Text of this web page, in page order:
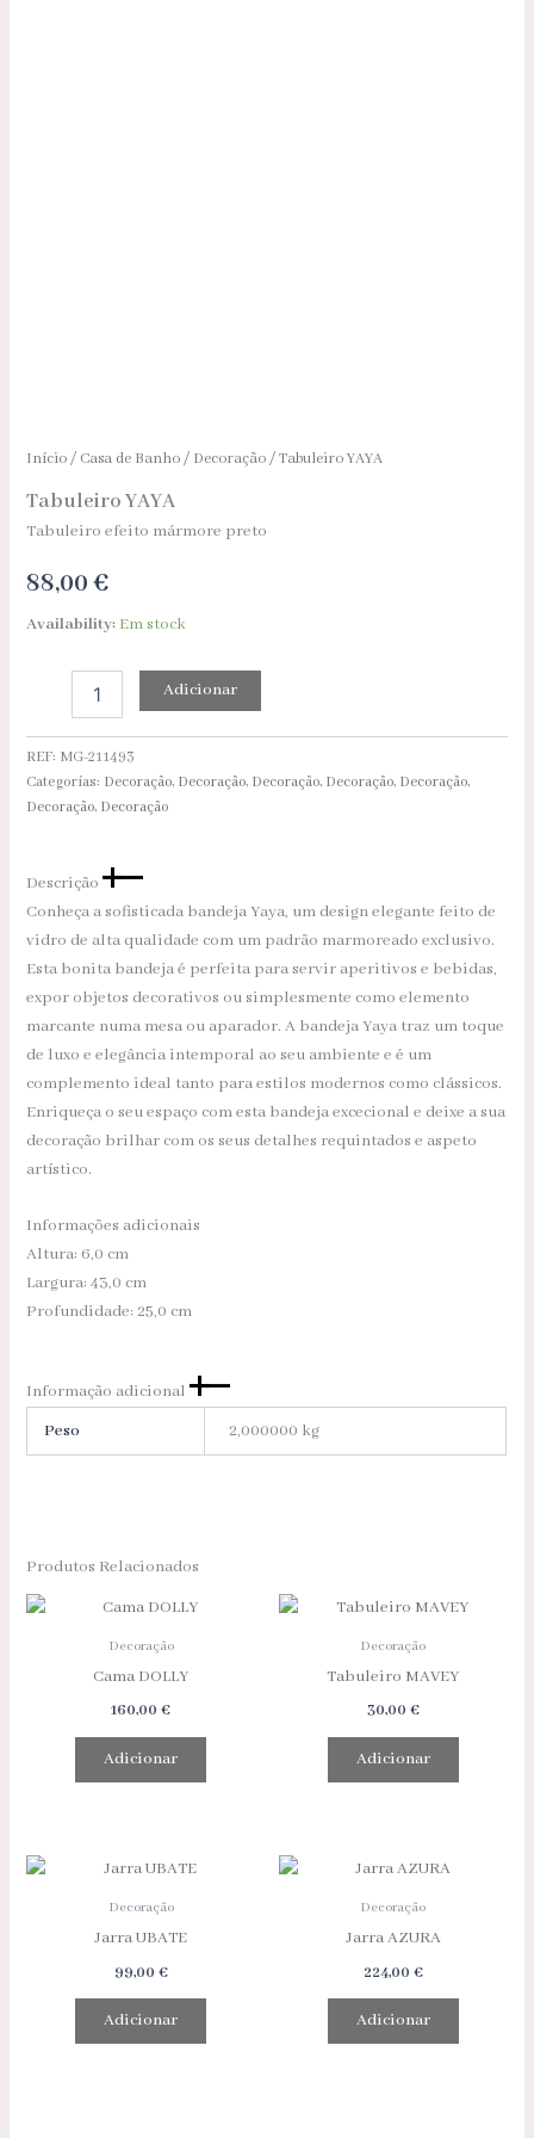
Início/ Casa de Banho/ Decoração/ Tabuleiro YAYA
Tabuleiro YAYA
Tabuleiro efeito mármore preto
88,00€
Availability: Em stock
Adicionar
REF: MG-211493
Categorias: Decoração, Decoração, Decoração, Decoração, Decoração,
Decoração, Decoração
Descrição
Conheça a sofisticada bandeja Yaya, um design elegante feito de
vidro de alta qualidade com um padrão marmoreado exclusivo.
Esta bonita bandeja é perfeita para servir aperitivos e bebidas,
expor objetos decorativos ou simplesmente como elemento
marcante numa mesa ou aparador. A bandeja Yaya traz um toque
de luxo e elegância intemporal ao seu ambiente e é um
complemento ideal tanto para estilos modernos como clássicos.
Enriqueça o seu espaço com esta bandeja excecional e deixe a sua
decoração brilhar com os seus detalhes requintados e aspeto
artístico.
Informações adicionais
Altura: 6,0 cm
Largura: 43,0 cm
Profundidade: 25,0 cm
Informação adicional
Peso
2,000000 kg
Produtos Relacionados
Decoração
Cama DOLLY
160,00€
Adicionar
Decoração
Tabuleiro MAVEY
30,00 €
Adicionar
Decoração
Jarra UBATE
99,00 €
Adicionar
Decoração
Jarra AZURA
224,00 €
Adicionar